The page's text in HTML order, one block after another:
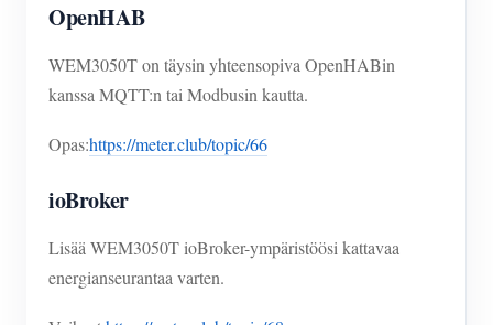
OpenHAB
WEM3050T on täysin yhteensopiva OpenHABin
kanssa MQTT:n tai Modbusin kautta.
Opas:https://meter.club/topic/66
ioBroker
Lisää WEM3050T ioBroker-ympäristöösi kattavaa
energianseurantaa varten.